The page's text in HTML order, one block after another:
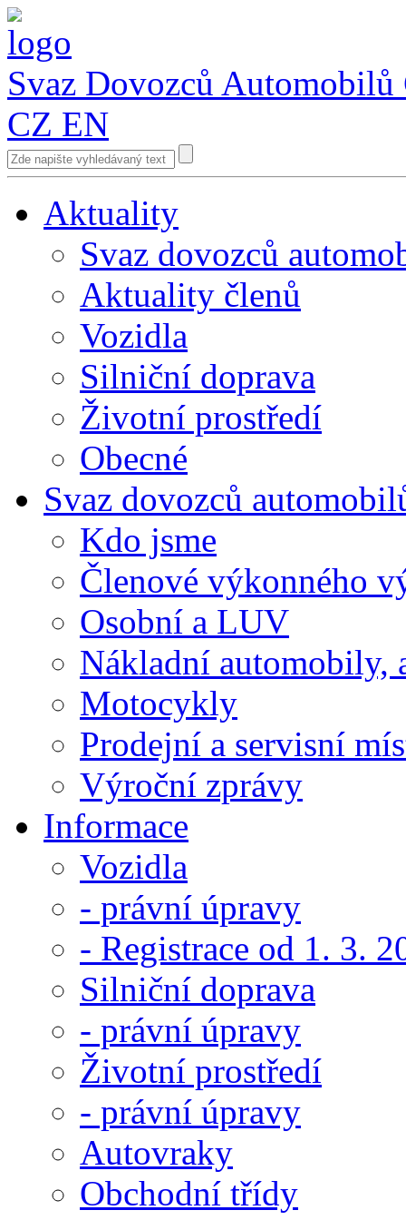
Svaz Dovozců Automobilů
CZ EN
Aktuality
Svaz dovozců
Aktuality členů
Vozidla
Silniční doprava
Životní prostředí
Obecné
Svaz dovozců
Kdo jsme
Členové výkonného
Osobní a LUV
Nákladní automobily,
Motocykly
Prodejní a servisní
Výroční zprávy
Informace
Vozidla
- právní úpravy
- Registrace od 1. 3.
Silniční doprava
- právní úpravy
Životní prostředí
- právní úpravy
Autovraky
Obchodní třídy